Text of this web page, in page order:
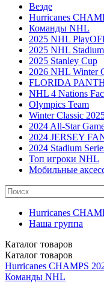
Везде
Hurricanes
Команды NHL
2025 NHL
2025 NHL
2025 Stanley Cup
2026 NHL Winter
FLORIDA
NHL 4 Nations
Olympics Team
Winter Classic
2024 All-Star
2024 JERSEY
2024 Stadium
Топ игроки NHL
Мобильные
Hurricanes
Наша группа
Каталог товаров
Каталог товаров
Hurricanes CHAMPS
Команды NHL